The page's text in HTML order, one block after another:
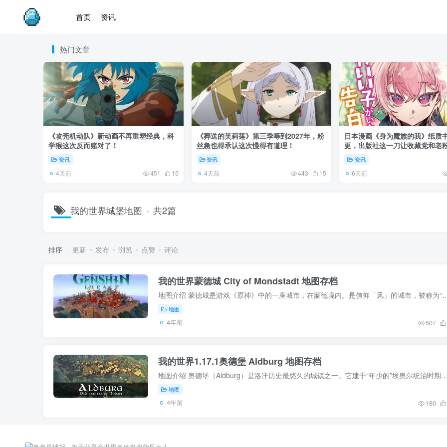
首页 资讯
热门文章
《攻壳机动队》新动画不再重塑经典，科
学猴这次反而赌对了！
资讯
4天前 451 15
《葬送的芙莉莲》第三季等到2027年，粉
丝急也得承认这次慢得有道理！
资讯
4天前 443 15
日本漫画《身为魔族的我》纸质
更，出版社这一刀让收藏党和老
了起来！
资讯
6天前
我的世界城堡地图 共2篇
排序 更新 发布 浏览 点赞 评论
我的世界蒙德城 City of Mondstadt 地图存档
地图介绍 蒙德城是游戏《原神》中的一座城市，在蒙德境内。是信仰「风」的城市，被称为“自由
地图
4年前 507
我的世界1.17.1奥德堡 Aldburg 地图存档
地图介绍 奥德堡（Aldburg）是洛汗历史最悠久的城镇之一。它建于“年少的”埃奥尔统治时期，是洛汗最初的首都。 奥德堡建立于“年少的”埃奥尔统治时期。当埃多拉斯的金殿尚未落成时，奥德堡是...
地图
4年前 180